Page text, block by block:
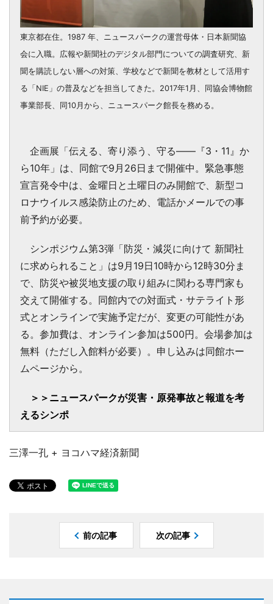
東京都在住。1987 年、ニュースパークの運営母体・日本新聞協
会に入職。広報や新聞社のデジタル部門についての調査研究、新
聞を購読しない層への対策、学校などで新聞を教材として活用す
る「NIE」の普及などを担当してきた。2017年1月、同協会博物館
事業部長、同10月から、ニュースパーク館長を務める。
企画展「伝える、寄り添う、守る――『3・11』か
ら10年」は、同館で9月26日まで開催中。緊急事態
宣言発令中は、金曜日と土曜日のみ開館で、新型コ
ロナウイルス感染防止のため、電話かメールでの事
前予約が必要。
シンポジウム第3弾「防災・減災に向けて 新聞社
に求められること」は9月19日10時から12時30分ま
で、防災や被災地支援の取り組みに関わる専門家も
交えて開催する。同館内での対面式・サテライト形
式とオンラインで実施予定だが、変更の可能性があ
る。参加費は、オンライン参加は500円。会場参加は
無料（ただし入館料が必要）。申し込みは同館ホー
ムページから。
＞＞ニュースパークが災害・原発事故と報道を考
えるシンポ
三澤一孔 + ヨコハマ経済新聞
前の記事 次の記事